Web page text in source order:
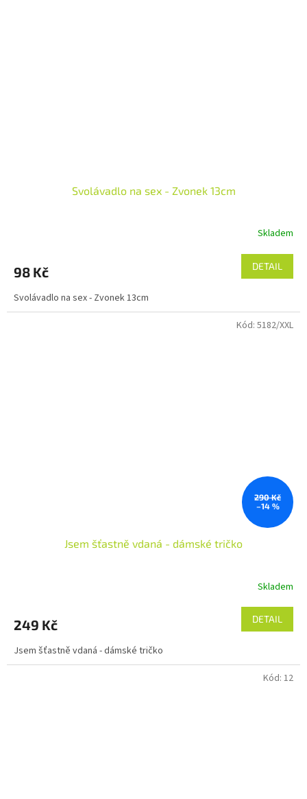
Svolávadlo na sex - Zvonek 13cm
Skladem
98 Kč DETAIL
Svolávadlo na sex - Zvonek 13cm
290 Kč
–14 %
Jsem šťastně vdaná - dámské tričko
Skladem
249 Kč DETAIL
Jsem šťastně vdaná - dámské tričko
Kód: 5182/XXL
Kód: 12